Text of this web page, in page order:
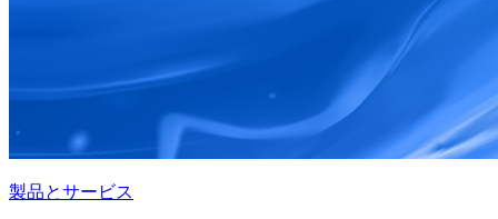
製品とサービス